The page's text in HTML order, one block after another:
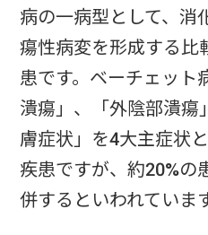
病の一病型として、消
瘍性病変を形成する比
患です。ベーチェット
潰瘍」、「外陰部潰瘍
膚症状」を4大主症状
疾患ですが、約20%の
併するといわれています